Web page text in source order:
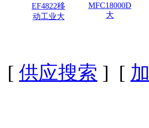
EF4822移
动工业大
MFC18000D
大
[ 供应搜索 ] [